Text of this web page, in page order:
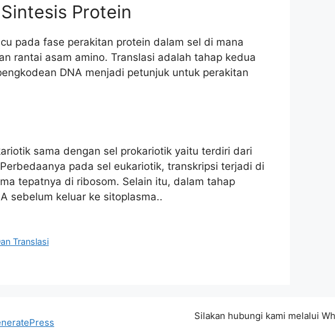
Protein
pada fase perakitan protein dalam sel di mana
rantai asam amino. Translasi adalah tahap kedua
DNA menjadi petunjuk untuk perakitan
sama dengan sel prokariotik yaitu terdiri dari
pada sel eukariotik, transkripsi terjadi di
tepatnya di ribosom. Selain itu, dalam tahap
sebelum keluar ke sitoplasma..
Translasi
Silakan hubungi kami melalui